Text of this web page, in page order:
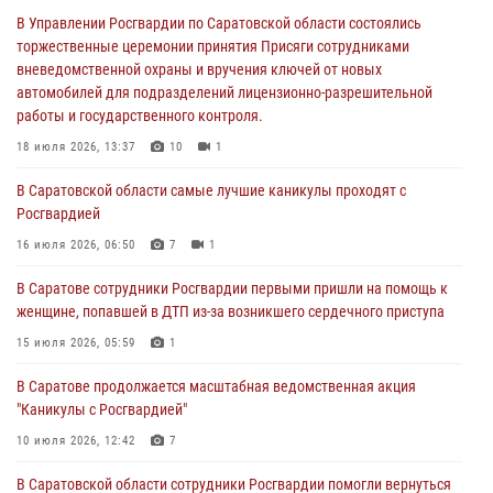
автомобилей для подразделений лицензионно-разрешительной
работы и государственного контроля.
18 июля 2026, 13:37 10 1
В Саратовской области самые лучшие каникулы проходят с
Росгвардией
В Саратове сотрудники Росгвардии первыми пришли на помощь к
женщине, попавшей в ДТП из-за возникшего сердечного приступа
В Саратове продолжается масштабная ведомственная акция
"Каникулы с Росгвардией"
В Саратовской области при содействии спецназа Росгвардии
задержан подозреваемый в незаконном обороте наркотиков
В Управлении Росгвардии по Саратовской области состоялись
торжественные церемонии принятия Присяги сотрудниками
вневедомственной охраны и вручения ключей от новых
автомобилей для подразделений лицензионно-разрешительной
работы и государственного контроля.
18 июля 2026, 13:37 10 1
В Саратовской области самые лучшие каникулы проходят с
Росгвардией
16 июля 2026, 06:50 7 1
В Саратове сотрудники Росгвардии первыми пришли на помощь к
женщине, попавшей в ДТП из-за возникшего сердечного приступа
15 июля 2026, 05:59 1
В Саратове продолжается масштабная ведомственная акция
"Каникулы с Росгвардией"
10 июля 2026, 12:42 7
В Саратовской области сотрудники Росгвардии помогли вернуться